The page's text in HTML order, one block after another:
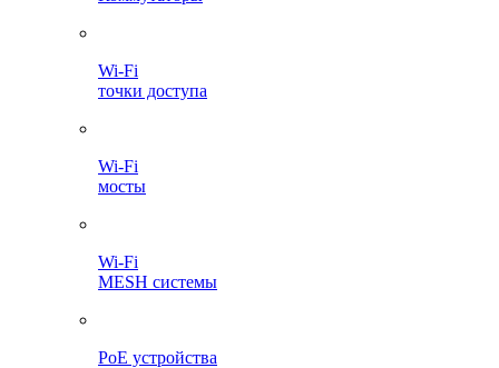
Wi-Fi
точки доступа
Wi-Fi
мосты
Wi-Fi
MESH системы
PoE устройства